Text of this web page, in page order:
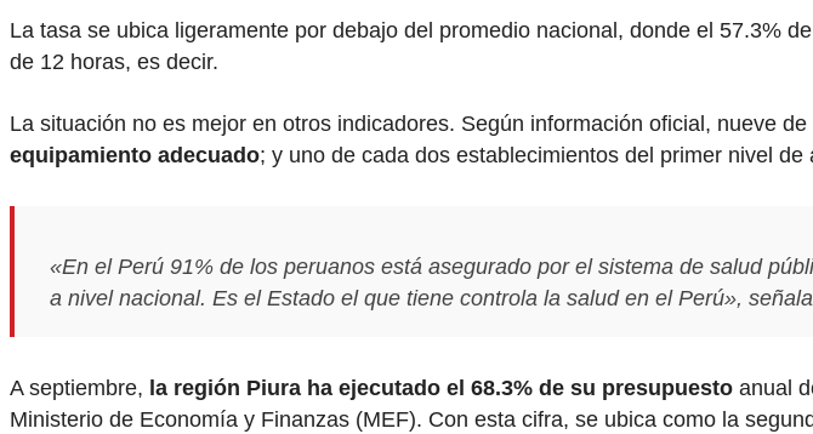
La tasa se ubica ligeramente por debajo del promedio nacional, donde el 57.3%
de 12 horas, es decir.
La situación no es mejor en otros indicadores. Según información oficial, nueve
equipamiento adecuado; y uno de cada dos establecimientos del primer nivel de
«En el Perú 91% de los peruanos está asegurado por el sistema de salud
a nivel nacional. Es el Estado el que tiene controla la salud en el Perú»,
A septiembre, la región Piura ha ejecutado el 68.3% de su presupuesto anual
Ministerio de Economía y Finanzas (MEF). Con esta cifra, se ubica como la